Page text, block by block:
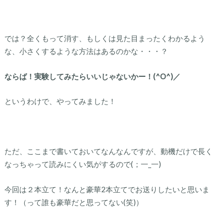
では？全くもって消す、もしくは見た目まったくわかるよう
な、小さくするような方法はあるのかな・・・？
ならば！実験してみたらいいじゃないかー！(^O^)／
というわけで、やってみました！
ただ、ここまで書いておいてなんなんですが、動機だけで長く
なっちゃって読みにくい気がするので(；一_一)
今回は２本立て！なんと豪華2本立てでお送りしたいと思いま
す！（って誰も豪華だと思ってない(笑)）